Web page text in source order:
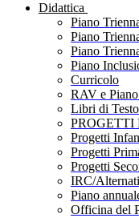
Didattica
Piano
Piano
Piano
Piano
Curricolo
RAV e
Libri di Testo
PROGETTI
Progetti
Progetti
Progetti
IRC/
Piano
Officina del